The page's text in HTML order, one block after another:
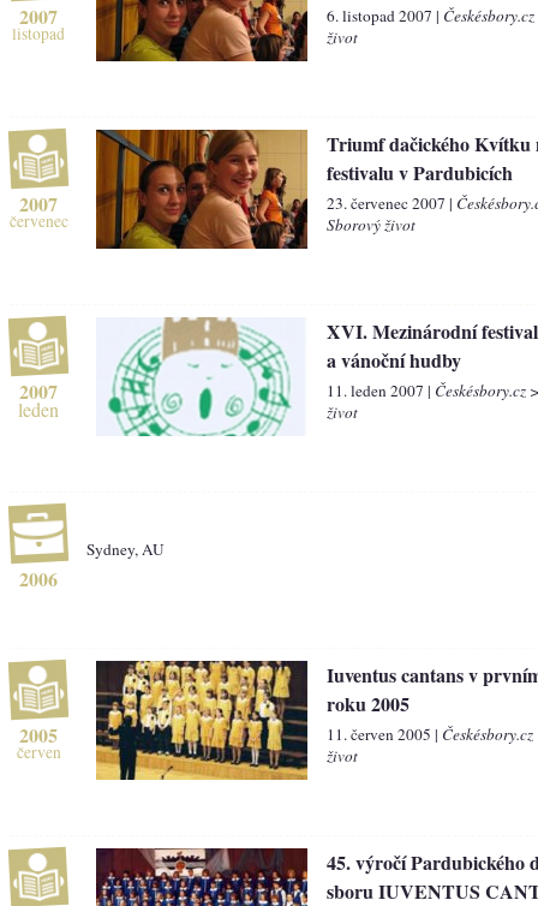
2007
listopad
6. listopad 2007 |
život
2007
červenec
Triumf dačického Kvítku
festivalu v Pardubicích
23. červenec 2007 |
Sborový život
2007
leden
XVI. Mezinárodní
a vánoční hudby
11. leden 2007 | Českésbory.cz
život
2006
Sydney, AU
2005
červen
Iuventus cantans v
roku 2005
11. červen 2005 |
život
45. výročí Pardubického
sboru IUVENTUS